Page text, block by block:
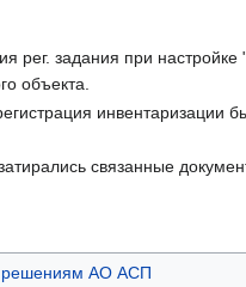
рег. задания при
объекта.
инвентаризации
связанные
решениям АО АСП